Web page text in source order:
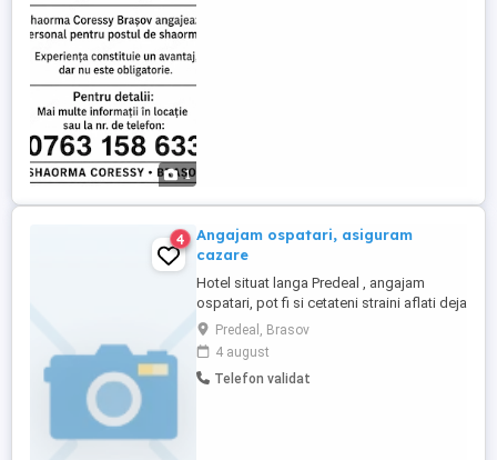
1
4
Angajam ospatari, asiguram
cazare
Hotel situat langa Predeal , angajam
ospatari, pot fi si cetateni straini aflati deja
in tara , oferim pe langa salariu si cazare si
3 mese zi Va rugam sa ne transmiteti Cv
pe mesaj
Predeal, Brasov
4 august
Telefon validat